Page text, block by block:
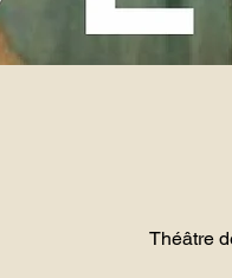
Théâtre